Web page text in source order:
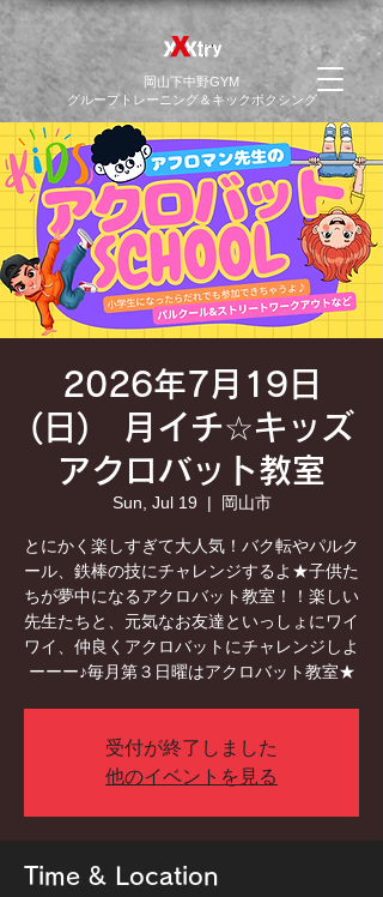
​岡山下中野GYM
グループトレーニング＆キックボクシング
2026年7月19日
(日) 月イチ☆キッズ
アクロバット教室
Sun, Jul 19
  |
岡山市
とにかく楽しすぎて大人気！バク転やパルク
ール、鉄棒の技にチャレンジするよ★子供た
ちが夢中になるアクロバット教室！！楽しい
先生たちと、元気なお友達といっしょにワイ
ワイ、仲良くアクロバットにチャレンジしよ
ーーー♪毎月第３日曜はアクロバット教室★
受付が終了しました
他のイベントを見る
Time & Location